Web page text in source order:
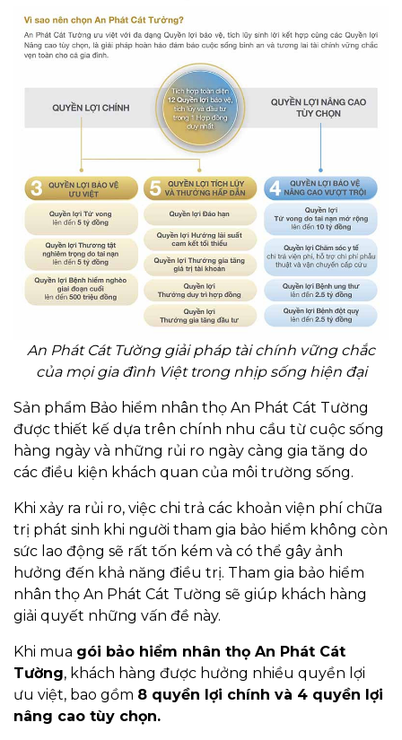
An Phát Cát Tường giải pháp tài chính vững chắc
của mọi gia đình Việt trong nhịp sống hiện đại
Sản phẩm Bảo hiểm nhân thọ An Phát Cát Tường
được thiết kế dựa trên chính nhu cầu từ cuộc sống
hàng ngày và những rủi ro ngày càng gia tăng do
các điều kiện khách quan của môi trường sống.
Khi xảy ra rủi ro, việc chi trả các khoản viện phí chữa
trị phát sinh khi người tham gia bảo hiểm không còn
sức lao động sẽ rất tốn kém và có thể gây ảnh
hưởng đến khả năng điều trị. Tham gia bảo hiểm
nhân thọ An Phát Cát Tường sẽ giúp khách hàng
giải quyết những vấn đề này.
Khi mua gói bảo hiểm nhân thọ An Phát Cát
Tường, khách hàng được hưởng nhiều quyền lợi
ưu việt, bao gồm 8 quyền lợi chính và 4 quyền lợi
nâng cao tùy chọn.